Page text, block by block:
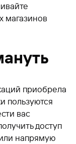
магазинов
приобрела
пользуются
вас
доступ
напрямую